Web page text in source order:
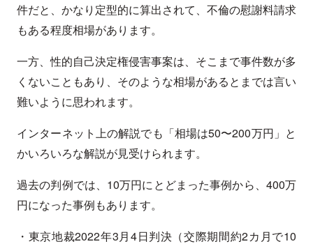
件だと、かなり定型的に算出されて、不倫の慰謝料請求
もある程度相場があります。
一方、性的自己決定権侵害事案は、そこまで事件数が多
くないこともあり、そのような相場があるとまでは言い
難いように思われます。
インターネット上の解説でも「相場は50〜200万円」と
かいろいろな解説が見受けられます。
過去の判例では、10万円にとどまった事例から、400万
円になった事例もあります。
・東京地裁2022年3月4日判決（交際期間約2カ月で10